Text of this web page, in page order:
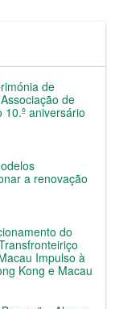
de
de
aniversário
a renovação
do
Impulso à
Kong e Macau